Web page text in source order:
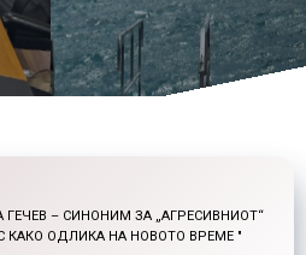
ГЕЧЕВ – СИНОНИМ ЗА „АГРЕСИВНИОТ“
КАКО ОДЛИКА НА НОВОТО ВРЕМЕ "